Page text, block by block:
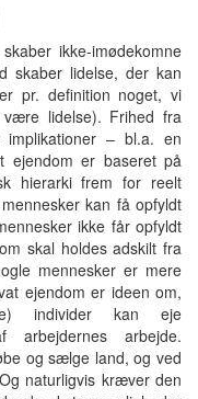
ikke-imødekomne
skaber lidelse, der kan
pr. definition noget, vi
lidelse). Frihed fra
– bl.a. en
ejendom er baseret på
hierarki frem for reelt
kan få opfyldt
ikke får opfyldt
skal holdes adskilt fra
mennesker er mere
ejendom er ideen om,
individer kan eje
arbejdernes arbejde.
og sælge land, og ved
naturligvis kræver den